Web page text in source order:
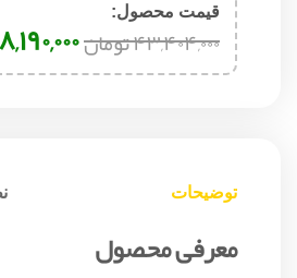
قیمت محصول:​
۴۳,۴۰۴,۰۰۰تومان
توضیحات
معرفی محصول